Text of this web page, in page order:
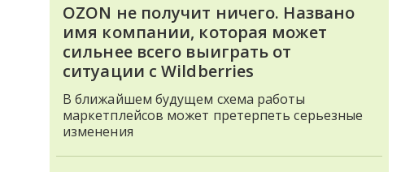
OZON не получит ничего. Названо
имя компании, которая может
сильнее всего выиграть от
ситуации с Wildberries
В ближайшем будущем схема работы
маркетплейсов может претерпеть серьезные
изменения